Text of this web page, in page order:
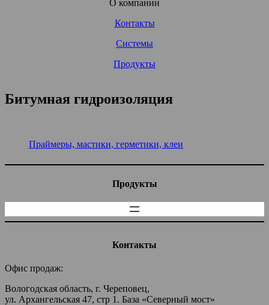
О компании
Контакты
Системы
Продукты
Битумная гидроизоляция
Праймеры, мастики, герметики, клеи
Продукты
Контакты
Офис продаж:
Вологодская область, г. Череповец,
ул. Архангельская 47, стр 1. База «Северный мост»